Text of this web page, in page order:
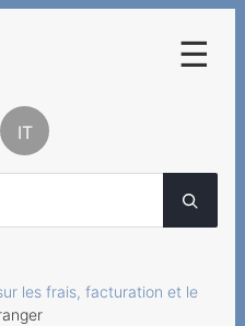
IT
les frais, facturation et le
☰
de conciliation
et statistiques